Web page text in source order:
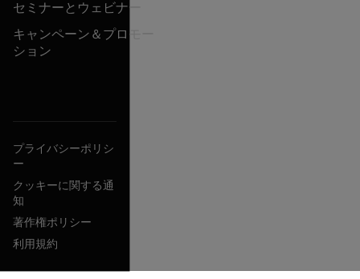
セミナーとウェビナー
キャンペーン＆プロモー
ション
プライバシーポリシ
ー
クッキーに関する通
知
著作権ポリシー
利用規約